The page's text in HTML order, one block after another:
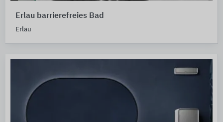
Erlau barrierefreies Bad
Erlau